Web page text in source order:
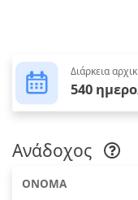
Διάρκεια
540
Ανάδοχος
ΟΝΟΜΑ